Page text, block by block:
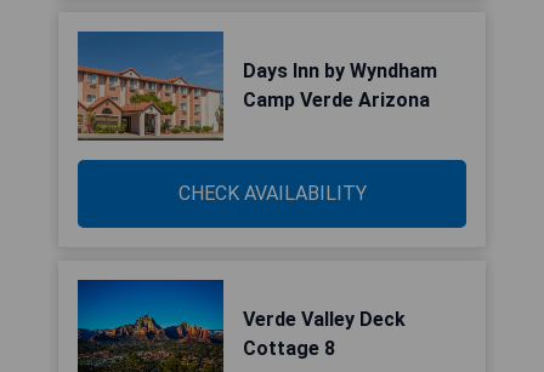
Days Inn by Wyndham
Camp Verde Arizona
CHECK AVAILABILITY
Verde Valley Deck
Cottage 8